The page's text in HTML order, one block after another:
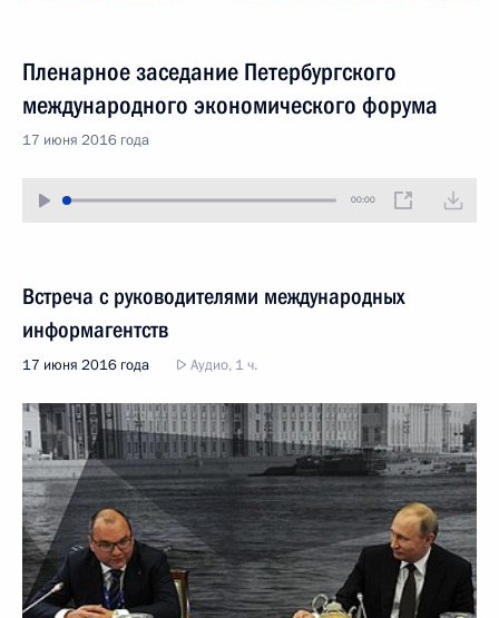
Пленарное заседание Петербургского
международного экономического форума
17 июня 2016 года
00:00
Встреча с руководителями международных
информагентств
17 июня 2016 года Аудио, 1 ч.